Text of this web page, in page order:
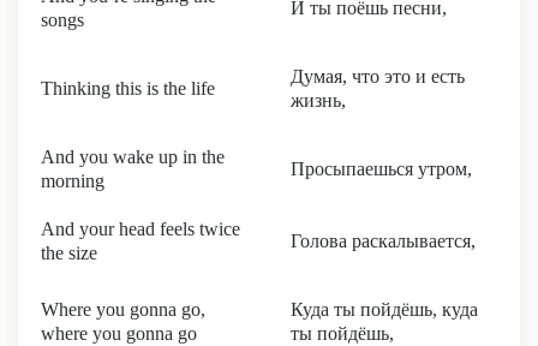
songs
И ты поёшь песни,
Thinking this is the life
Думая, что это и есть
жизнь,
And you wake up in the
morning
Просыпаешься утром,
And your head feels twice
the size
Голова раскалывается,
Where you gonna go,
where you gonna go
Куда ты пойдёшь, куда
ты пойдёшь,